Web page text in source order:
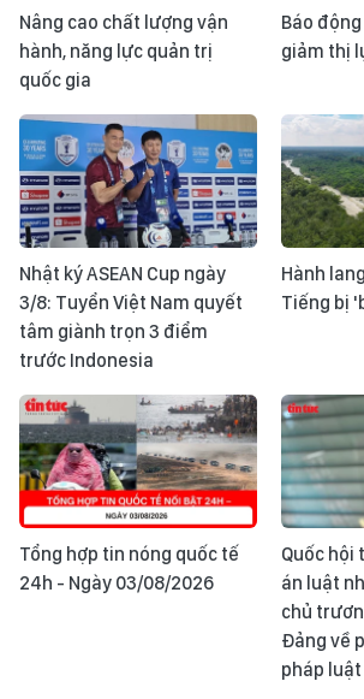
Nâng cao chất lượng vận
hành, năng lực quản trị
quốc gia
Báo
giảm thị
Nhật ký ASEAN Cup ngày
3/8: Tuyển Việt Nam quyết
tâm giành trọn 3 điểm
trước Indonesia
Hành
Tiếng bị
Tổng hợp tin nóng quốc tế
24h - Ngày 03/08/2026
Quốc hội
án luật
chủ
Đảng về
pháp luật